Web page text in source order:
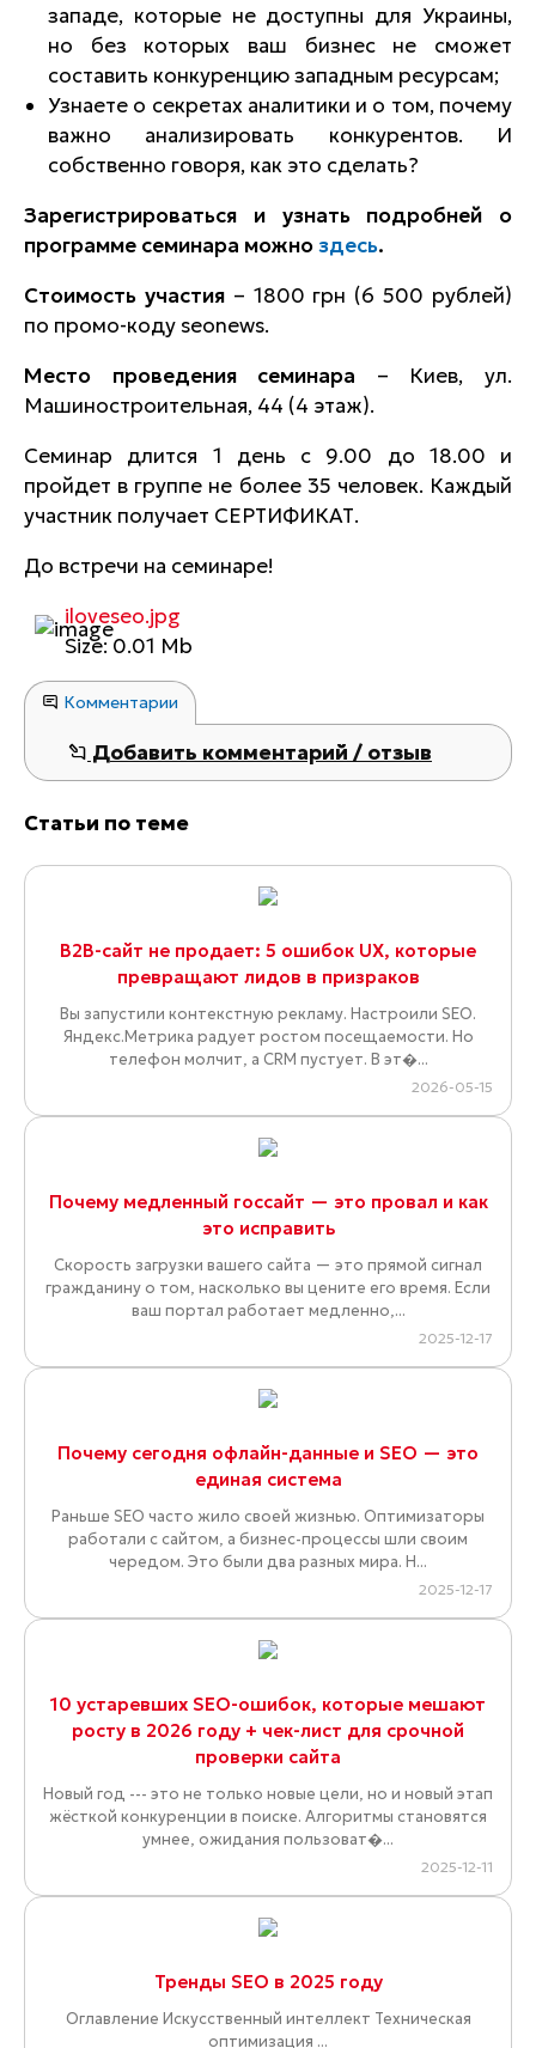
западе, которые не доступны для Украины,
но без которых ваш бизнес не сможет
составить конкуренцию западным ресурсам;
Узнаете о секретах аналитики и о том, почему
важно анализировать конкурентов. И
собственно говоря, как это сделать?
Зарегистрироваться и узнать подробней о
программе семинара можноздесь.
Стоимость участия– 1800 грн (6 500 рублей)
по промо-коду seonews.
Место проведения семинара – Киев, ул.
Машиностроительная, 44 (4 этаж).
Семинар длится 1 день с 9.00 до 18.00 и
пройдет в группе не более 35 человек. Каждый
участник получает СЕРТИФИКАТ.
До встречи на семинаре!
iloveseo.jpg
Size: 0.01 Mb
Комментарии
Добавить комментарий / отзыв
Статьи по теме
B2B-сайт не продает: 5 ошибок UX, которые
превращают лидов в призраков
Вы запустили контекстную рекламу. Настроили SEO.
Яндекс.Метрика радует ростом посещаемости. Но
телефон молчит, а CRM пустует. В эт�...
2026-05-15
Почему медленный госсайт — это провал и как
это исправить
Скорость загрузки вашего сайта — это прямой сигнал
гражданину о том, насколько вы цените его время. Если
ваш портал работает медленно,...
2025-12-17
Почему сегодня офлайн-данные и SEO — это
единая система
Раньше SEO часто жило своей жизнью. Оптимизаторы
работали с сайтом, а бизнес-процессы шли своим
чередом. Это были два разных мира. Н...
2025-12-17
10 устаревших SEO-ошибок, которые мешают
росту в 2026 году + чек-лист для срочной
проверки сайта
Новый год --- это не только новые цели, но и новый этап
жёсткой конкуренции в поиске. Алгоритмы становятся
умнее, ожидания пользоват�...
2025-12-11
Тренды SEO в 2025 году
Оглавление Искусственный интеллект Техническая
оптимизация ...